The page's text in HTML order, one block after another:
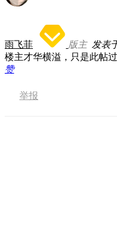
雨飞菲 版主 发表
楼主才华横溢，只是此帖
赞
举报